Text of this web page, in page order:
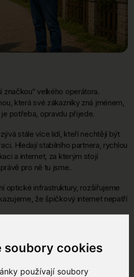
soubory cookies
používají soubory
značkou“ velkého operátora.
která své zákazníky zná jménem,
potřeba, opravdu přijede.
stále více lidí, kteří nechtějí být
Hledají stabilního partnera, rychlou
a internet, za kterým stojí
pro ně tu jsme.
optické infrastruktury, rozšiřujeme
že špičkový internet nepatří